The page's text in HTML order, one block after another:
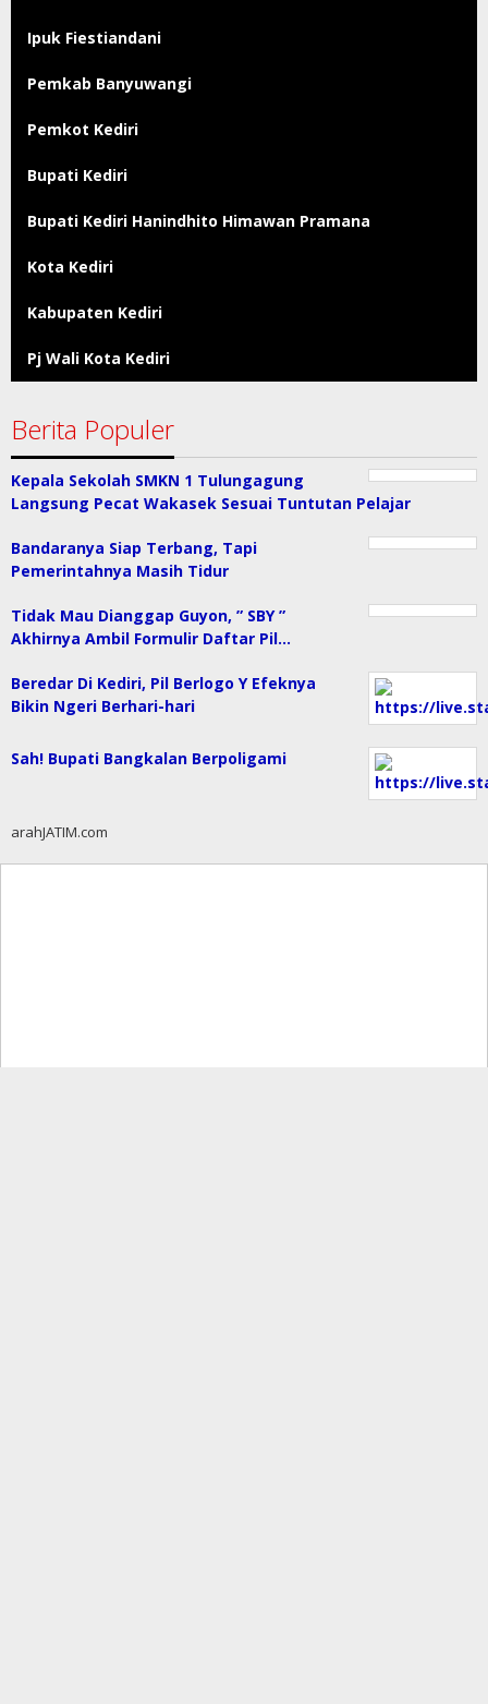
Ipuk Fiestiandani
Pemkab Banyuwangi
Pemkot Kediri
Bupati Kediri
Bupati Kediri Hanindhito Himawan Pramana
Kota Kediri
Kabupaten Kediri
Pj Wali Kota Kediri
Berita Populer
Kepala Sekolah SMKN 1 Tulungagung
Langsung Pecat Wakasek Sesuai Tuntutan Pelajar
Bandaranya Siap Terbang, Tapi
Pemerintahnya Masih Tidur
Tidak Mau Dianggap Guyon, ” SBY ”
Akhirnya Ambil Formulir Daftar Pil…
Beredar Di Kediri, Pil Berlogo Y Efeknya
Bikin Ngeri Berhari-hari
Sah! Bupati Bangkalan Berpoligami
arahJATIM.com